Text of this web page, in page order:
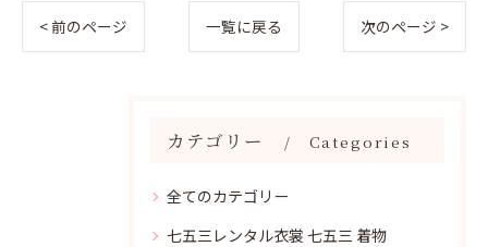
< 前のページ 一覧に戻る 次のページ >
カテゴリー Categories
全てのカテゴリー
七五三レンタル衣裳 七五三 着物